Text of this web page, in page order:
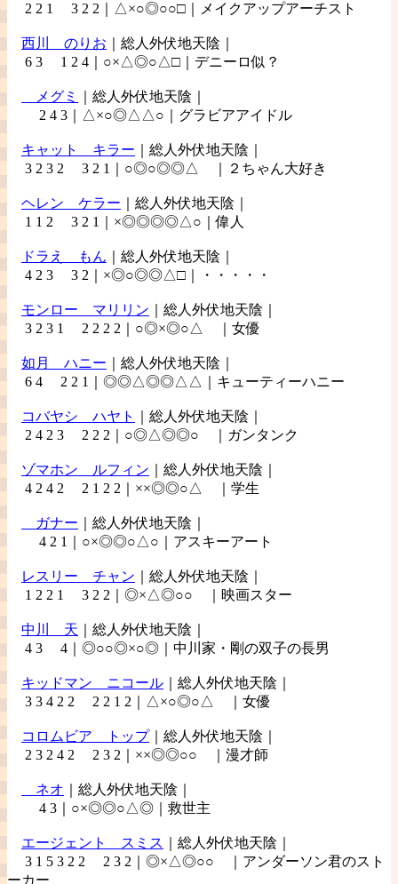
2 2 1 3 2 2｜△×○◎○○□｜メイクアップアーチスト
西川 のりお ｜総人外伏地天陰｜
6 3 1 2 4｜○×△◎○△□｜デニーロ似？
メグミ
｜総人外伏地天陰｜
2 4 3｜△×○◎△△○｜グラビアアイドル
キャット キラー ｜総人外伏地天陰｜
3 2 3 2 3 2 1｜○◎○◎◎△ ｜２ちゃん大好き
ヘレン ケラー ｜総人外伏地天陰｜
1 1 2 3 2 1｜×◎◎◎◎△○｜偉人
ドラえ もん ｜総人外伏地天陰｜
4 2 3 3 2｜×◎○◎◎△□｜・・・・・
モンロー マリリン ｜総人外伏地天陰｜
3 2 3 1 2 2 2 2｜○◎×◎○△ ｜女優
如月 ハニー ｜総人外伏地天陰｜
6 4 2 2 1｜◎◎△◎◎△△｜キューティーハニー
コバヤシ ハヤト
｜総人外伏地天陰｜
2 4 2 3 2 2 2｜○◎△◎◎○ ｜ガンタンク
ゾマホン ルフィン ｜総人外伏地天陰｜
4 2 4 2 2 1 2 2｜××◎◎○△ ｜学生
ガナー ｜総人外伏地天陰｜
4 2 1｜○×◎◎○△○｜アスキーアート
レスリー チャン ｜総人外伏地天陰｜
1 2 2 1 3 2 2｜◎×△◎○○ ｜映画スター
中川 天 ｜総人外伏地天陰｜
4 3 4｜◎○○◎×○◎｜中川家・剛の双子の長男
キッドマン ニコール ｜総人外伏地天陰｜
3 3 4 2 2 2 2 1 2｜△×○◎○△ ｜女優
コロムビア トップ｜総人外伏地天陰｜
2 3 2 4 2 2 3 2｜××◎◎○○ ｜漫才師
ネオ ｜総人外伏地天陰｜
4 3｜○×◎◎○△◎｜救世主
エージェント スミス
｜総人外伏地天陰｜
3 1 5 3 2 2 2 3 2｜◎×△◎○○ ｜アンダーソン君のスト
ーカー